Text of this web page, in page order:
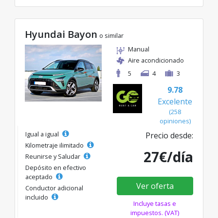
Hyundai Bayon o similar
Manual
Aire acondicionado
5
4 3
9.78
Excelente
(258
opiniones)
Igual a igual
Kilometraje ilimitado
Reunirse y Saludar
Depósito en efectivo
aceptado
Conductor adicional
incluido
Precio desde:
27€/día
Ver oferta
Incluye tasas e
impuestos. (VAT)